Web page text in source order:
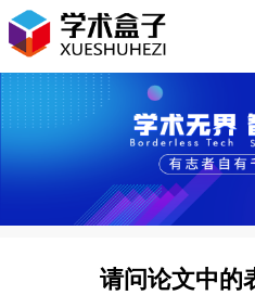
请问论文中的